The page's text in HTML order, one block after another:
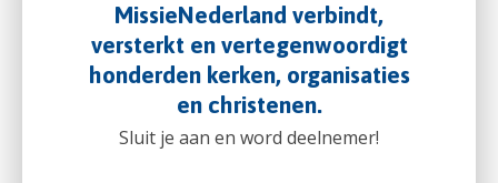
MissieNederland verbindt,
versterkt en vertegenwoordigt
honderden kerken, organisaties
en christenen.
Sluit je aan en word deelnemer!